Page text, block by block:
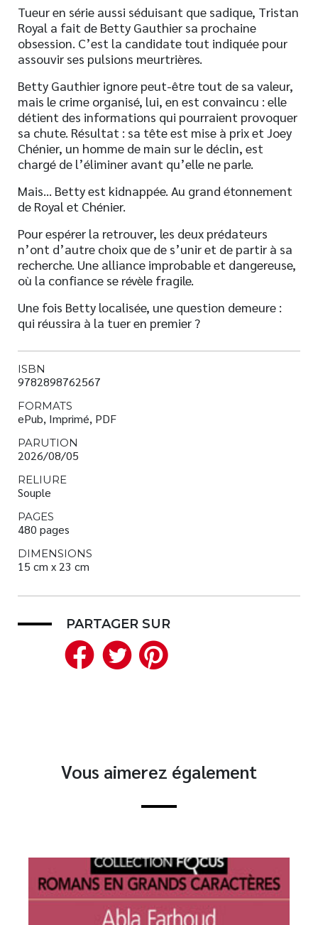
Tueur en série aussi séduisant que sadique, Tristan
Royal a fait de Betty Gauthier sa prochaine
obsession. C’est la candidate tout indiquée pour
assouvir ses pulsions meurtrières.
Betty Gauthier ignore peut-être tout de sa valeur,
mais le crime organisé, lui, en est convaincu : elle
détient des informations qui pourraient provoquer
sa chute. Résultat : sa tête est mise à prix et Joey
Chénier, un homme de main sur le déclin, est
chargé de l’éliminer avant qu’elle ne parle.
Mais… Betty est kidnappée. Au grand étonnement
de Royal et Chénier.
Pour espérer la retrouver, les deux prédateurs
n’ont d’autre choix que de s’unir et de partir à sa
recherche. Une alliance improbable et dangereuse,
où la confiance se révèle fragile.
Une fois Betty localisée, une question demeure :
qui réussira à la tuer en premier ?
ISBN
9782898762567
FORMATS
ePub, Imprimé, PDF
PARUTION
2026/08/05
RELIURE
Souple
PAGES
480 pages
DIMENSIONS
15 cm x 23 cm
PARTAGER SUR
Facebook
Twitter
Vous aimerez également